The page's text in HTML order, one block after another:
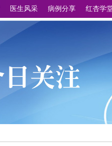
医生风采 病例分享 红杏学